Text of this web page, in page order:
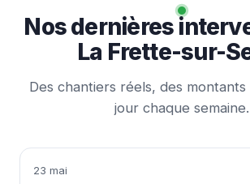
Nos dernières
La Frette-sur-
Des chantiers réels, des
jour chaque semaine.
23 mai